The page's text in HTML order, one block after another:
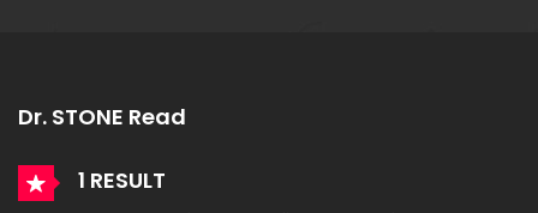
Dr. STONE Read
1 RESULT